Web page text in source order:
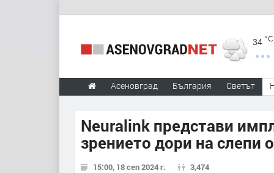
34 °C
Асеновград България Светът
Neuralink представи
зрението дори на слепи
15:00, 18 сеп 2024 г. 3,474